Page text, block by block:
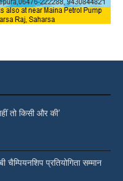
तो किसी और की’
प्रतियोगिता सम्मान